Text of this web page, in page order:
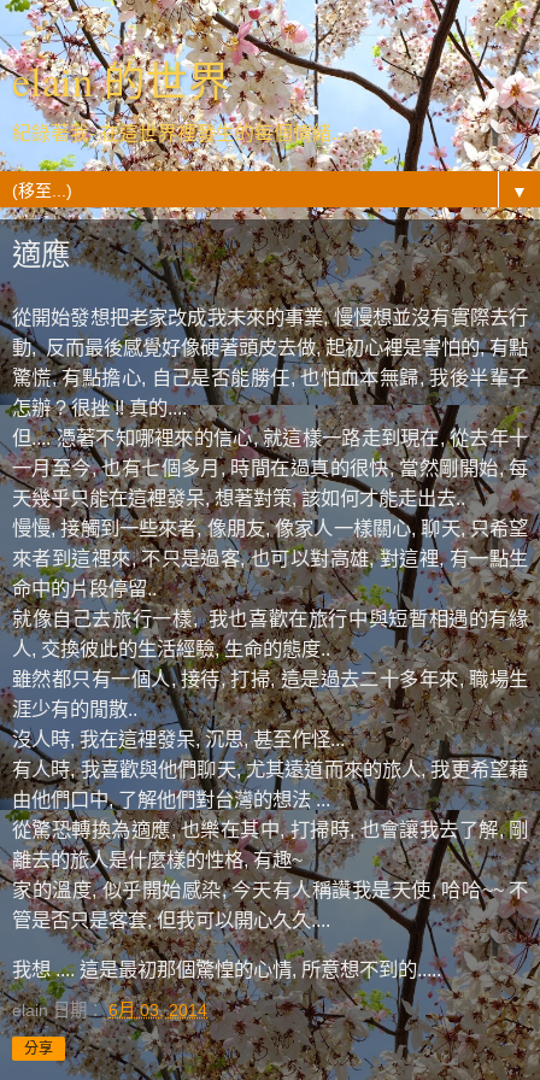
elain 的世界
紀錄著我- 在這世界裡發生的每個情緒...
▼
適應
從開始發想把老家改成我未來的事業,慢慢想並沒有實際去行
動,反而最後感覺好像硬著頭皮去做,起初心裡是害怕的,有點
驚慌,有點擔心, 自己是否能勝任,也怕血本無歸,我後半輩子
怎辦?很挫!!真的....
但....憑著不知哪裡來的信心,就這樣一路走到現在,從去年十
一月至今,也有七個多月,時間在過真的很快,當然剛開始,每
天幾乎只能在這裡發呆,想著對策,該如何才能走出去..
慢慢,接觸到一些來者,像朋友,像家人一樣關心,聊天,只希望
來者到這裡來,不只是過客,也可以對高雄,對這裡,有一點生
命中的片段停留..
就像自己去旅行一樣,我也喜歡在旅行中與短暫相遇的有緣
人, 交換彼此的生活經驗,生命的態度..
雖然都只有一個人,接待,打掃,這是過去二十多年來,職場生
涯少有的閒散..
沒人時,我在這裡發呆,沉思,甚至作怪...
有人時,我喜歡與他們聊天,尤其遠道而來的旅人,我更希望藉
由他們口中,了解他們對台灣的想法...
從驚恐轉換為適應,也樂在其中,打掃時,也會讓我去了解,剛
離去的旅人是什麼樣的性格,有趣~
家的溫度,似乎開始感染,今天有人稱讚我是天使,哈哈~~不
管是否只是客套,但我可以開心久久....
我想....這是最初那個驚惶的心情,所意想不到的.....
elain 日期：6月 03, 2014
分享